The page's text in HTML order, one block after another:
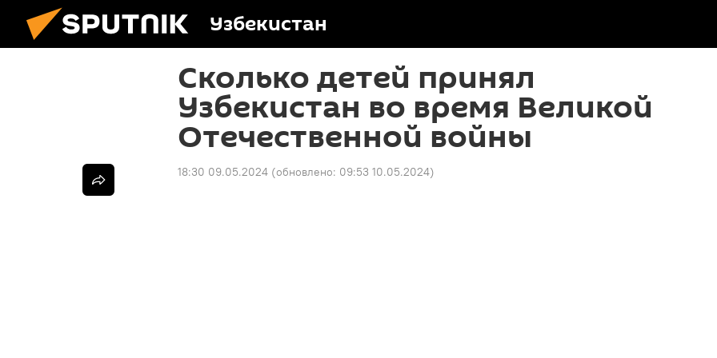
Узбекистан
Сколько детей принял
Узбекистан во время Великой
Отечественной войны
18:30 09.05.2024 (обновлено: 09:53 10.05.2024)